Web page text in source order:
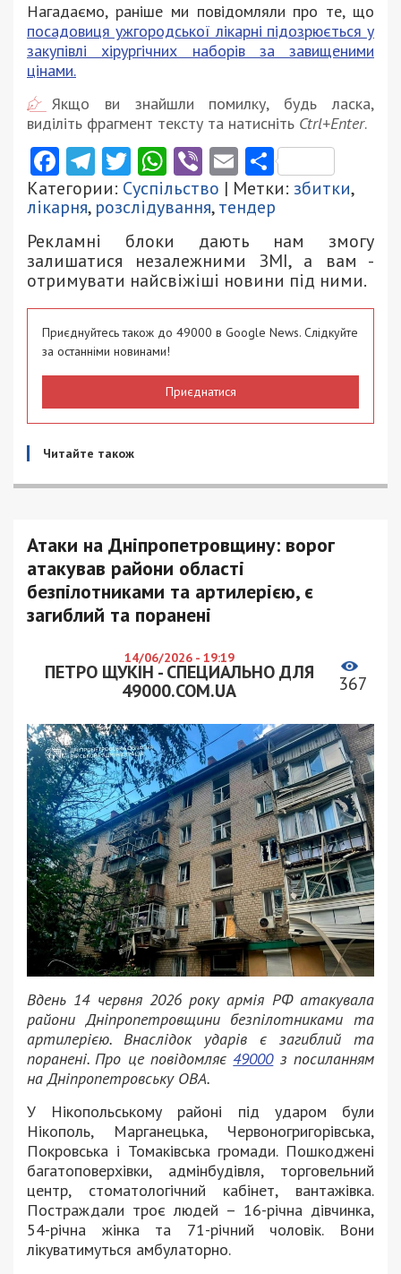
Нагадаємо, раніше ми повідомляли про те, що
посадовиця ужгородської лікарні підозрюється у
закупівлі хірургічних наборів за завищеними
цінами.
Якщо ви знайшли помилку, будь ласка,
виділіть фрагмент тексту та натисніть Ctrl+Enter.
Facebook
Telegram
Twitter
WhatsApp
ViberEmail
Категории: Суспільство | Метки: збитки,
лікарня, розслідування,тендер
Рекламні блоки дають нам змогу
залишатися незалежними ЗМІ, а вам -
отримувати найсвіжіші новини під ними.
Приєднуйтесь також до 49000 в Google News. Слідкуйте
за останніми новинами!
Приєднатися
Читайте також
Атаки на Дніпропетровщину: ворог
атакував райони області
безпілотниками та артилерією, є
загиблий та поранені
14/06/2026 - 19:19
ПЕТРО ЩУКІН - СПЕЦИАЛЬНО ДЛЯ
49000.COM.UA
367
Вдень 14 червня 2026 року армія РФ атакувала
райони Дніпропетровщини безпілотниками та
артилерією. Внаслідок ударів є загиблий та
поранені. Про це повідомляє49000з посиланням
на Дніпропетровську ОВА.
У Нікопольському районі під ударом були
Нікополь, Марганецька, Червоногригорівська,
Покровська і Томаківська громади. Пошкоджені
багатоповерхівки, адмінбудівля, торговельний
центр, стоматологічний кабінет, вантажівка.
Постраждали троє людей – 16-річна дівчинка,
54-річна жінка та 71-річний чоловік. Вони
лікуватимуться амбулаторно.